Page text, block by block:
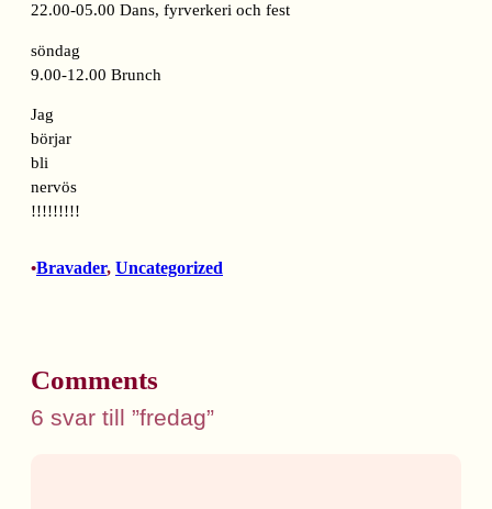
22.00-05.00 Dans, fyrverkeri och fest
söndag
9.00-12.00 Brunch
Jag
börjar
bli
nervös
!!!!!!!!!
•Bravader, Uncategorized
Comments
6 svar till ”fredag”